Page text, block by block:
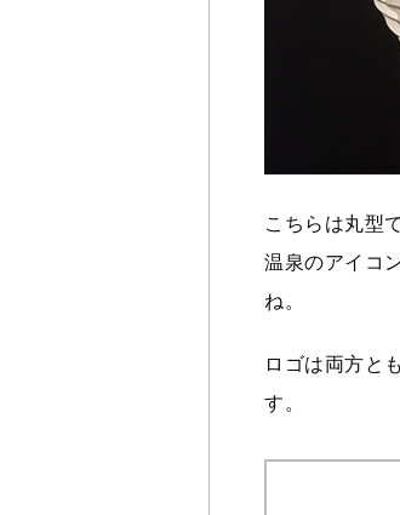
こちらは丸型
温泉のアイコ
ね。
ロゴは両方と
す。